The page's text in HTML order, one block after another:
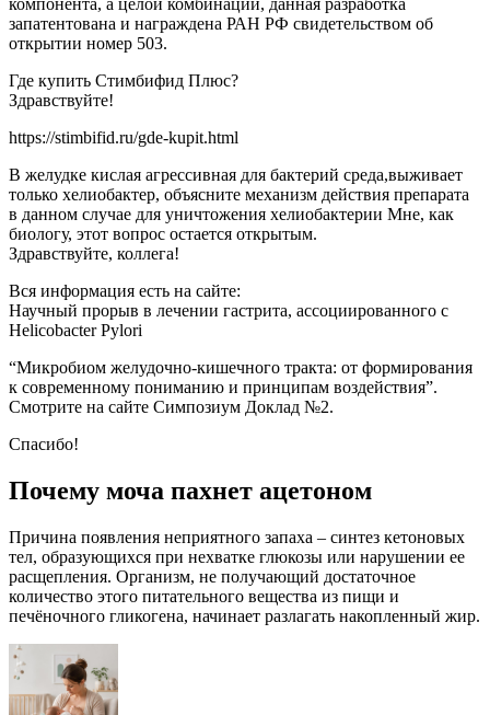
компонента, а целой комбинации, данная разработка
запатентована и награждена РАН РФ свидетельством об
открытии номер 503.
Где купить Стимбифид Плюс?
Здравствуйте!
https://stimbifid.ru/gde-kupit.html
В желудке кислая агрессивная для бактерий среда,выживает
только хелиобактер, объясните механизм действия препарата
в данном случае для уничтожения хелиобактерии Мне, как
биологу, этот вопрос остается открытым.
Здравствуйте, коллега!
Вся информация есть на сайте:
Научный прорыв в лечении гастрита, ассоциированного с
Helicobacter Pylori
“Микробиом желудочно-кишечного тракта: от формирования
к современному пониманию и принципам воздействия”.
Смотрите на сайте Симпозиум Доклад №2.
Спасибо!
Почему моча пахнет ацетоном
Причина появления неприятного запаха – синтез кетоновых
тел, образующихся при нехватке глюкозы или нарушении ее
расщепления. Организм, не получающий достаточное
количество этого питательного вещества из пищи и
печёночного гликогена, начинает разлагать накопленный жир.